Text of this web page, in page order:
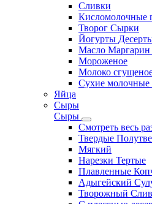
Сливки
Кисломолочные
Творог Сырки
Йогурты
Масло
Мороженое
Молоко
Сухие молочные
Яйца
Сыры
Сыры
Смотреть весь
Твердые
Мягкий
Нарезки Тертые
Плавленные
Адыгейский
Творожный